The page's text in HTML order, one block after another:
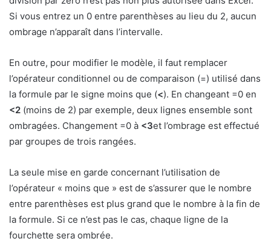
Si vous entrez un 0 entre parenthèses au lieu du 2, aucun
ombrage n’apparaît dans l’intervalle.
En outre, pour modifier le modèle, il faut remplacer
l’opérateur conditionnel ou de comparaison (=) utilisé dans
la formule par le signe moins que (<). En changeant =0 en
<2 (moins de 2) par exemple, deux lignes ensemble sont
ombragées. Changement =0 à <3et l’ombrage est effectué
par groupes de trois rangées.
La seule mise en garde concernant l’utilisation de
l’opérateur « moins que » est de s’assurer que le nombre
entre parenthèses est plus grand que le nombre à la fin de
la formule. Si ce n’est pas le cas, chaque ligne de la
fourchette sera ombrée.